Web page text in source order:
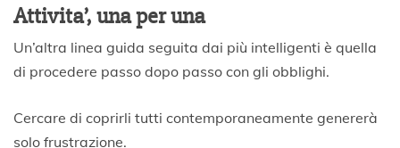
Attivita’, una per una
Un’altra linea guida seguita dai più intelligenti è quella
di procedere passo dopo passo con gli obblighi.
Cercare di coprirli tutti contemporaneamente genererà
solo frustrazione.